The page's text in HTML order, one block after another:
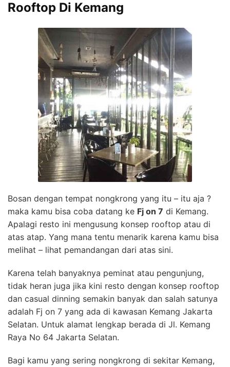
Rooftop Di Kemang
Bosan dengan tempat nongkrong yang itu – itu aja ?
maka kamu bisa coba datang ke Fj on 7 di Kemang.
Apalagi resto ini mengusung konsep rooftop atau di
atas atap. Yang mana tentu menarik karena kamu bisa
melihat – lihat pemandangan dari atas sini.
Karena telah banyaknya peminat atau pengunjung,
tidak heran juga jika kini resto dengan konsep rooftop
dan casual dinning semakin banyak dan salah satunya
adalah Fj on 7 yang ada di kawasan Kemang Jakarta
Selatan. Untuk alamat lengkap berada di Jl. Kemang
Raya No 64 Jakarta Selatan.
Bagi kamu yang sering nongkrong di sekitar Kemang,